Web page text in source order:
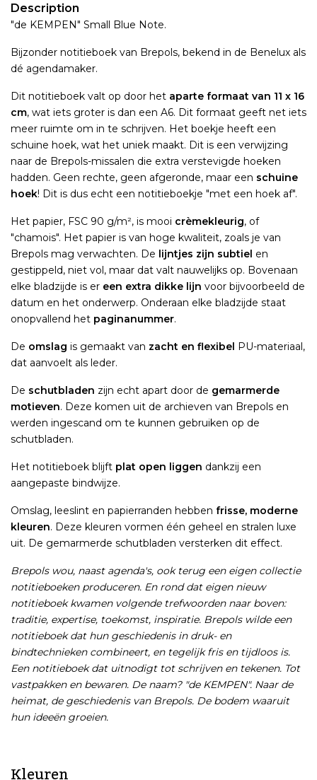
Description
"de KEMPEN" Small Blue Note.
Bijzonder notitieboek van Brepols, bekend in de Benelux als
dé agendamaker.
Dit notitieboek valt op door het aparte formaat van 11 x 16
cm, wat iets groter is dan een A6. Dit formaat geeft net iets
meer ruimte om in te schrijven. Het boekje heeft een
schuine hoek, wat het uniek maakt. Dit is een verwijzing
naar de Brepols-missalen die extra verstevigde hoeken
hadden. Geen rechte, geen afgeronde, maar een schuine
hoek! Dit is dus echt een notitieboekje "met een hoek af".
Het papier, FSC 90 g/m², is mooi crèmekleurig, of
"chamois". Het papier is van hoge kwaliteit, zoals je van
Brepols mag verwachten. De lijntjes zijn subtiel en
gestippeld, niet vol, maar dat valt nauwelijks op. Bovenaan
elke bladzijde is er een extra dikke lijn voor bijvoorbeeld de
datum en het onderwerp. Onderaan elke bladzijde staat
onopvallend het paginanummer.
De omslag is gemaakt van zacht en flexibel PU-materiaal,
dat aanvoelt als leder.
De schutbladen zijn echt apart door de gemarmerde
motieven. Deze komen uit de archieven van Brepols en
werden ingescand om te kunnen gebruiken op de
schutbladen.
Het notitieboek blijft plat open liggen dankzij een
aangepaste bindwijze.
Omslag, leeslint en papierranden hebben frisse, moderne
kleuren. Deze kleuren vormen één geheel en stralen luxe
uit. De gemarmerde schutbladen versterken dit effect.
Brepols wou, naast agenda's, ook terug een eigen collectie
notitieboeken produceren. En rond dat eigen nieuw
notitieboek kwamen volgende trefwoorden naar boven:
traditie, expertise, toekomst, inspiratie. Brepols wilde een
notitieboek dat hun geschiedenis in druk- en
bindtechnieken combineert, en tegelijk fris en tijdloos is.
Een notitieboek dat uitnodigt tot schrijven en tekenen. Tot
vastpakken en bewaren. De naam? "de KEMPEN". Naar de
heimat, de geschiedenis van Brepols. De bodem waaruit
hun ideeën groeien.